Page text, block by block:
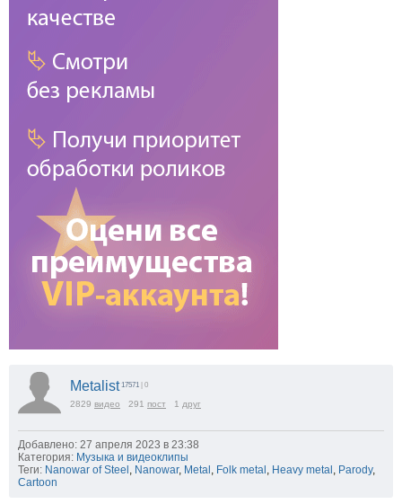
Metalist 17571 | 0
2829 видео 291 пост 1 друг
Добавлено: 27 апреля 2023 в 23:38
Категория: Музыка и видеоклипы
Теги: Nanowar of Steel , Nanowar, Metal , Folk metal , Heavy metal , Parody,
Cartoon